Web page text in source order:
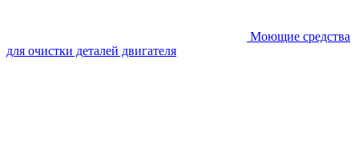
Моющие средства
для очистки деталей двигателя